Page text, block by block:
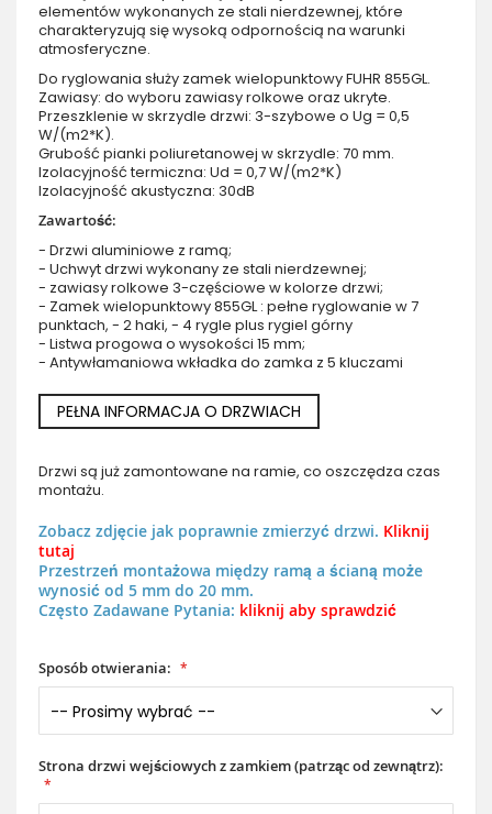
elementów wykonanych ze stali nierdzewnej, które
charakteryzują się wysoką odpornością na warunki
atmosferyczne.
Do ryglowania służy zamek wielopunktowy FUHR 855GL.
Zawiasy: do wyboru zawiasy rolkowe oraz ukryte.
Przeszklenie w skrzydle drzwi: 3-szybowe o Ug = 0,5
W/(m2*K).
Grubość pianki poliuretanowej w skrzydle: 70 mm.
Izolacyjność termiczna: Ud = 0,7 W/(m2*K)
Izolacyjność akustyczna: 30dB
Zawartość:
- Drzwi aluminiowe z ramą;
- Uchwyt drzwi wykonany ze stali nierdzewnej;
- zawiasy rolkowe 3-częściowe w kolorze drzwi;
- Zamek wielopunktowy 855GL : pełne ryglowanie w 7
punktach, - 2 haki, - 4 rygle plus rygiel górny
- Listwa progowa o wysokości 15 mm;
- Antywłamaniowa wkładka do zamka z 5 kluczami
PEŁNA INFORMACJA O DRZWIACH
Drzwi są już zamontowane na ramie, co oszczędza czas
montażu.
Zobacz zdjęcie jak poprawnie zmierzyć drzwi. Kliknij
tutaj
Przestrzeń montażowa między ramą a ścianą może
wynosić od 5 mm do 20 mm.
Często Zadawane Pytania: kliknij aby sprawdzić
Sposób otwierania:
Strona drzwi wejściowych z zamkiem (patrząc od zewnątrz):